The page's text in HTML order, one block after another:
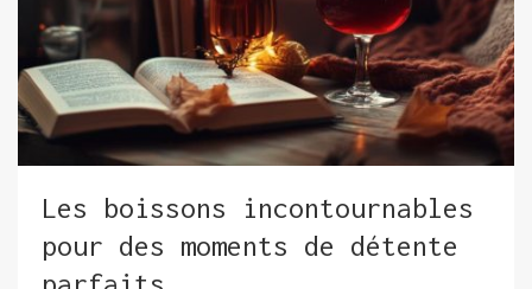
Les boissons incontournables
pour des moments de détente